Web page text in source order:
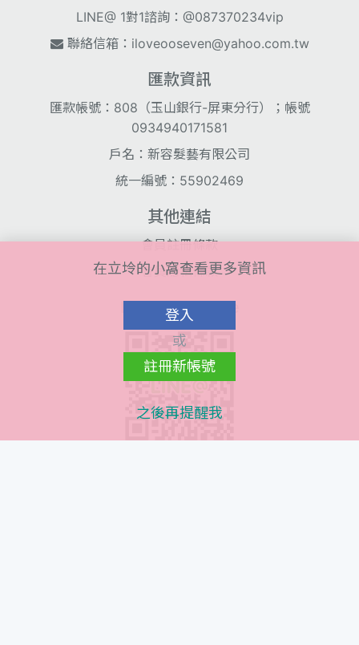
LINE@ 1對1諮詢：@087370234vip
聯絡信箱： iloveooseven@yahoo.com.tw
匯款資訊
匯款帳號：808（玉山銀行-屏東分行）；帳號
0934940171581
戶名：新容髮藝有限公司
統一編號：55902469
其他連結
會員註冊條款
會員隱私條款
Line@ QR Code
在立坽的小窩查看更多資訊
登入
或
註冊新帳號
之後再提醒我